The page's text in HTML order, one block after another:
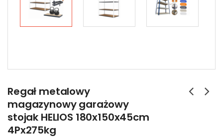
Regał metalowy
magazynowy garażowy
stojak HELIOS 180x150x45cm
4Px275kg